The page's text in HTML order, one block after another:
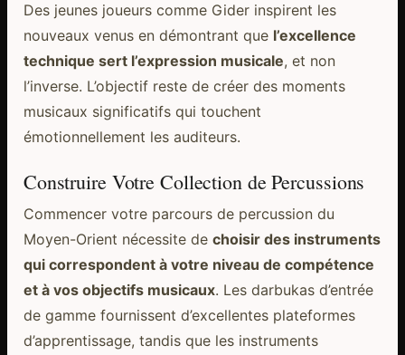
Des jeunes joueurs comme Gider inspirent les
nouveaux venus en démontrant que l’excellence
technique sert l’expression musicale, et non
l’inverse. L’objectif reste de créer des moments
musicaux significatifs qui touchent
émotionnellement les auditeurs.
Construire Votre Collection de Percussions
Commencer votre parcours de percussion du
Moyen-Orient nécessite de choisir des instruments
qui correspondent à votre niveau de compétence
et à vos objectifs musicaux. Les darbukas d’entrée
de gamme fournissent d’excellentes plateformes
d’apprentissage, tandis que les instruments